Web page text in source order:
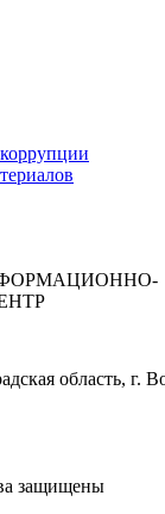
область, г.
защищены